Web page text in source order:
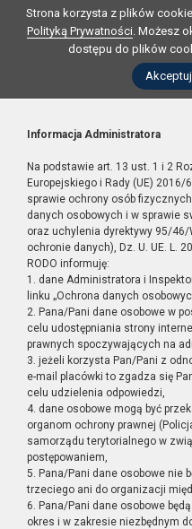
Strona korzysta z plików
Polityką Prywatności. Możesz
dostępu do plików
Informacja Administratora
Na podstawie art. 13 ust. 1 i 2
Europejskiego i Rady (UE)
sprawie ochrony osób
danych osobowych i w sprawie
oraz uchylenia dyrektywy 95/
ochronie danych), Dz. U. UE. L.
RODO informuję:
1. dane Administratora i
linku „Ochrona danych
2. Pana/Pani dane osobowe w
celu udostępniania strony
prawnych spoczywających na
3. jeżeli korzysta Pan/Pani z
e-mail placówki to zgadza się
celu udzielenia odpowiedzi,
4. dane osobowe mogą być
organom ochrony prawnej
samorządu terytorialnego w
postępowaniem,
5. Pana/Pani dane osobowe nie
trzeciego ani do organizacji
6. Pana/Pani dane osobowe
okres i w zakresie niezbędnym